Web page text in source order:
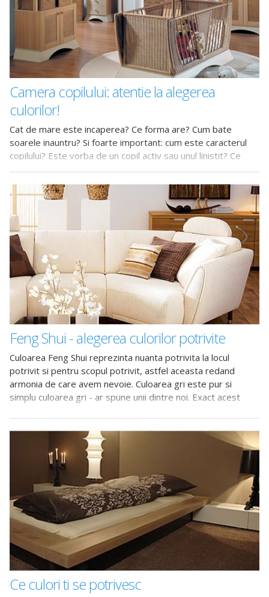
Camera copilului: atentie la alegerea
culorilor!
Cat de mare este incaperea? Ce forma are? Cum bate
soarele inauntru? Si foarte important: cum este caracterul
copilului? Este vorba de un copil activ sau unul linistit? Ce
hobby-uri are acesta? Ce datorii zilnice are? Toate acestea
sunt intrebari pe care ar
Feng Shui - alegerea culorilor potrivite
Culoarea Feng Shui reprezinta nuanta potrivita la locul
potrivit si pentru scopul potrivit, astfel aceasta redand
armonia de care avem nevoie. Culoarea gri este pur si
simplu culoarea gri - ar spune unii dintre noi. Exact acest
Ce culori ti se potrivesc